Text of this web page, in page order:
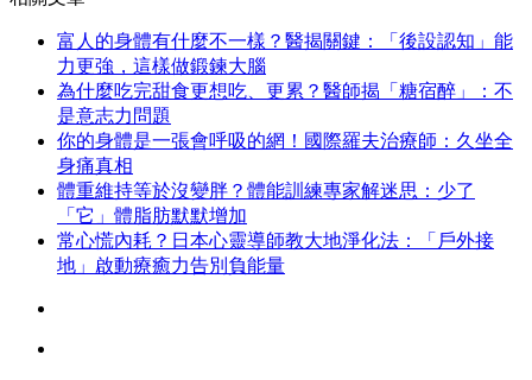
富人的身體有什麼不一樣？醫揭關鍵：「後設認知」能
力更強，這樣做鍛鍊大腦
為什麼吃完甜食更想吃、更累？醫師揭「糖宿醉」：不
是意志力問題
你的身體是一張會呼吸的網！國際羅夫治療師：久坐全
身痛真相
體重維持等於沒變胖？體能訓練專家解迷思：少了
「它」體脂肪默默增加
常心慌內耗？日本心靈導師教大地淨化法：「戶外接
地」啟動療癒力告別負能量